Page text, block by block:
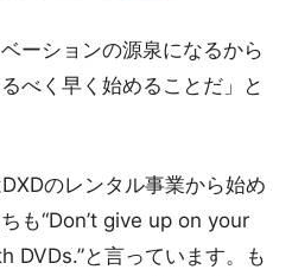
ーションの源泉になるから
べく早く始めることだ」と
のレンタル事業から始め
も“Don’t give up on your
と言っています。も